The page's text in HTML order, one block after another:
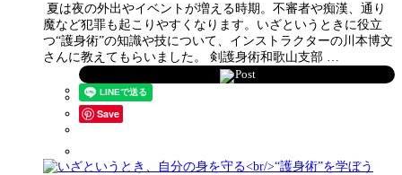
夏は夜の外出やイベントが増える時期。不審者や痴漢、通り
魔など犯罪も起こりやすくなります。いざというときに役立
つ“護身術”の知識や技について、インストラクターの川本博文
さんに教えてもらいました。 剣護身術和歌山支部 …
Post
Save